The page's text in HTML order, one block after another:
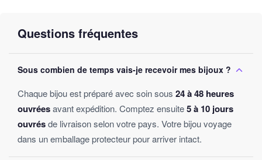
Questions fréquentes
Sous combien de temps vais-je recevoir mes bijoux ?
Chaque bijou est préparé avec soin sous 24 à 48 heures
ouvréesavant expédition. Comptez ensuite5 à 10 jours
ouvrésde livraison selon votre pays. Votre bijou voyage
dans un emballage protecteur pour arriver intact.